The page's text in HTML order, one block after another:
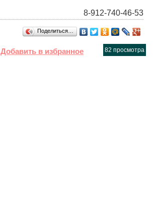
8-912-740-46-53
Поделиться…
82 просмотра
Добавить в избранное